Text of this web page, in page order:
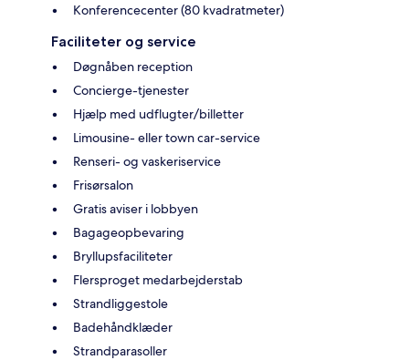
Konferencecenter (80 kvadratmeter)
Faciliteter og service
Døgnåben reception
Concierge-tjenester
Hjælp med udflugter/billetter
Limousine- eller town car-service
Renseri- og vaskeriservice
Frisørsalon
Gratis aviser i lobbyen
Bagageopbevaring
Bryllupsfaciliteter
Flersproget medarbejderstab
Strandliggestole
Badehåndklæder
Strandparasoller